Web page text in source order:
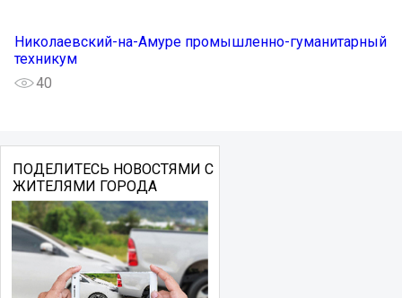
Николаевский-на-Амуре промышленно-гуманитарный
техникум
40
ПОДЕЛИТЕСЬ НОВОСТЯМИ С
ЖИТЕЛЯМИ ГОРОДА